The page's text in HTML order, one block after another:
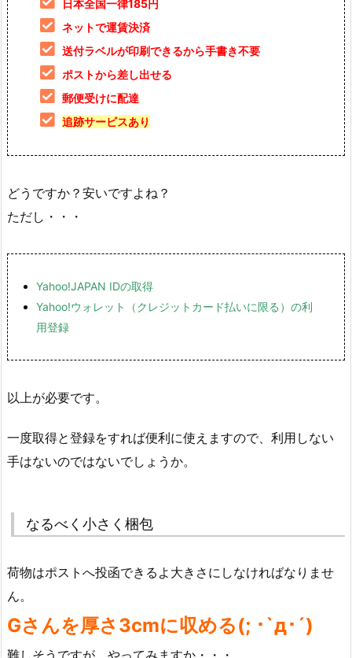
日本全国一律185円
ネットで運賃決済
送付ラベルが印刷できるから手書き不要
ポストから差し出せる
郵便受けに配達
追跡サービスあり
どうですか？安いですよね？
ただし・・・
Yahoo!JAPAN IDの取得
Yahoo!ウォレット（クレジットカード払いに限る）の利
用登録
以上が必要です。
一度取得と登録をすれば便利に使えますので、利用しない
手はないのではないでしょうか。
なるべく小さく梱包
荷物はポストへ投函できるよ大きさにしなければなりませ
ん。
Gさんを厚さ3cmに収める(; ･`д･´)
難しそうですが、やってみますか・・・